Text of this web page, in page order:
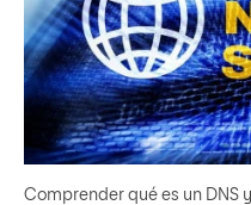
Comprender qué es un DNS